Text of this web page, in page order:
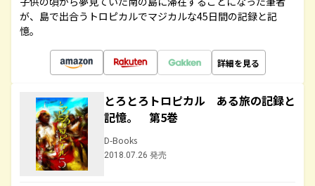
が、島で出合うトロピカルでマジカルな45日間の記録と記
憶。
詳細を見る
とろとろトロピカル ある旅の記録と
記憶。 第5巻
D-Books
2018.07.26 発売